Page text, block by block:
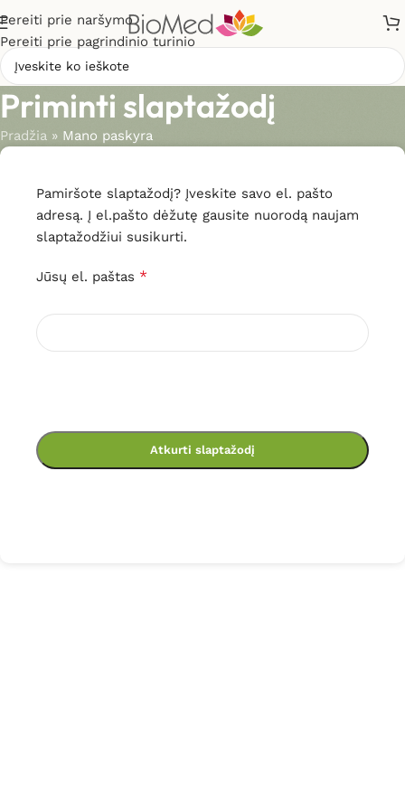
Pereiti prie naršymo
Pereiti prie pagrindinio turinio
Priminti slaptažodį
Pradžia » Mano paskyra
Pamiršote slaptažodį? Įveskite savo el. pašto
adresą. Į el.pašto dėžutę gausite nuorodą naujam
slaptažodžiui susikurti.
Jūsų el. paštas *
Atkurti slaptažodį